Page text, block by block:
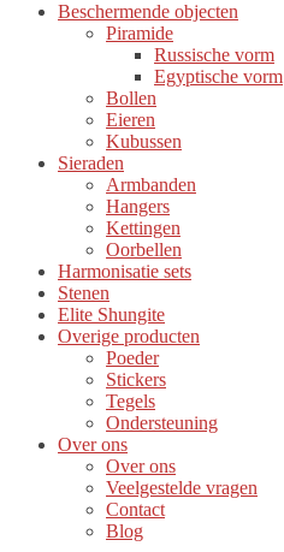
Beschermende objecten
Piramide
Russische vorm
Egyptische vorm
Bollen
Eieren
Kubussen
Sieraden
Armbanden
Hangers
Kettingen
Oorbellen
Harmonisatie sets
Stenen
Elite Shungite
Overige producten
Poeder
Stickers
Tegels
Ondersteuning
Over ons
Over ons
Veelgestelde vragen
Contact
Blog